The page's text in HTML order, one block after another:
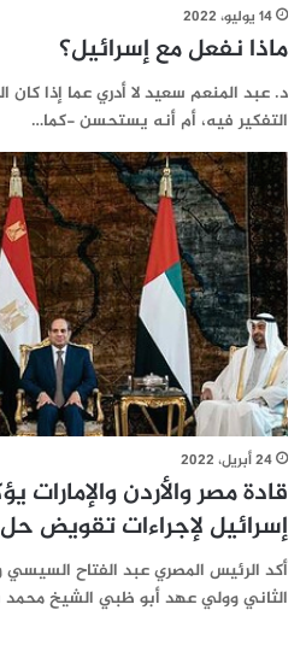
14 يوليو، 2022
ماذا نفعل مع إسرائيل؟
د. عبد المنعم سعيد لا أدري عما إذا كان
التفكير فيه، أم أنه يستحسن -كما…
24 أبريل، 2022
قادة مصر والأردن
إسرائيل لإجراءات تقويض حل
أكد الرئيس المصري عبد الفتاح السيسي
الثاني وولي عهد أبو ظبي الشيخ محمد